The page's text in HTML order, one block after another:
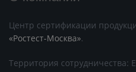
Центр сертификации
«Ростест-Москва».
Территория сотрудничества: